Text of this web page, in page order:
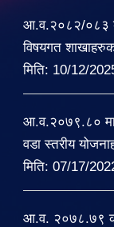
आ.व.२०८२/०८३
विषयगत
मिति: 10/12/
आ.व.२०७९.८० मा
वडा स्तरीय
मिति: 07/17/
आ.व. २०७८.७९